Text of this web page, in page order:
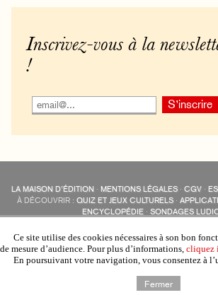
Inscrivez-vous à la
!
LA MAISON D’ÉDITION · MENTIONS LÉGALES· CGV·
À DÉCOUVRIR : QUIZ ET JEUX CULTURELS ·
ENCYCLOPÉDIE· SONDAGES
COLLECTIONS :SAMBUC·ÉDISOLUM·REVUE
AUTRES SITES :COLL. « LES
Ce site utilise des cookies nécessaires à son bon
de mesure d’audience. Pour plus d’informations, cliquez
En poursuivant votre navigation, vous consentez à
Fermer